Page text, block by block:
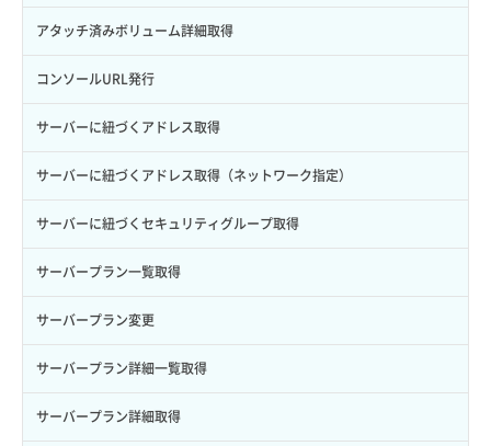
トークン発行
パーミッション一覧取得
ロールからパーミッションを紐づけ解除
ロールにパーミッションを紐づけ
ロール一覧取得
ロール作成
ロール削除
ロール更新
ロール詳細取得
ボリュームイメージ保存
ボリュームタイプ一覧取得
ボリュームタイプ詳細取得
ボリューム一覧取得
ボリューム作成
ボリューム削除
ボリューム更新
ボリューム詳細一覧取得
ボリューム詳細取得
アタッチ済みボリューム詳細取得
コンソールURL発行
サーバーに紐づくアドレス取得
サーバーに紐づくアドレス取得（ネットワーク指定）
サーバーに紐づくセキュリティグループ取得
サーバープラン一覧取得
サーバープラン変更
サーバープラン詳細一覧取得
サーバープラン詳細取得